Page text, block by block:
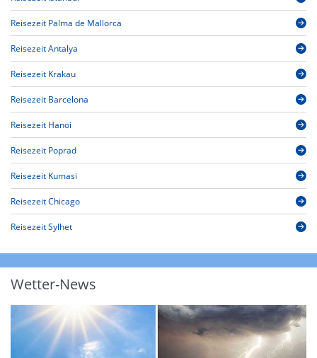
Reisezeit Palma de Mallorca
Reisezeit Antalya
Reisezeit Krakau
Reisezeit Barcelona
Reisezeit Hanoi
Reisezeit Poprad
Reisezeit Kumasi
Reisezeit Chicago
Reisezeit Sylhet
Wetter-News